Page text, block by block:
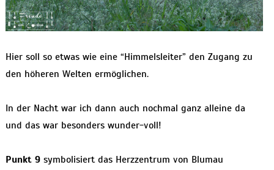
Hier soll so etwas wie eine “Himmelsleiter” den Zugang zu
den höheren Welten ermöglichen.
In der Nacht war ich dann auch nochmal ganz alleine da
und das war besonders wunder-voll!
Punkt 9symbolisiert das Herzzentrum von Blumau